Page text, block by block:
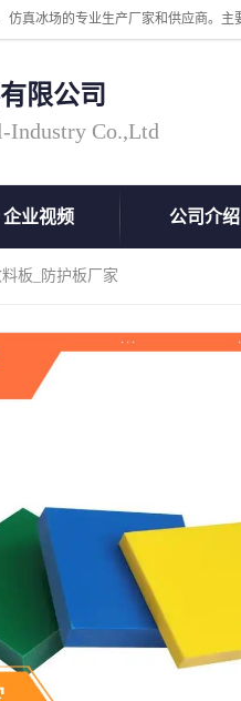
限公司
Industry Co.,Ltd
企业视频 公司介绍
板_防护板厂家